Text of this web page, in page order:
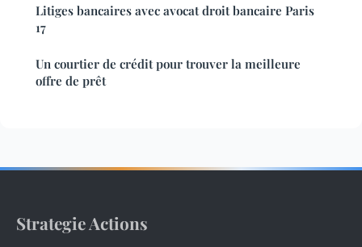
Litiges bancaires avec avocat droit bancaire Paris
17
Un courtier de crédit pour trouver la meilleure
offre de prêt
Strategie Actions